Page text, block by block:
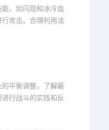
，如闪现和冰冷血
攻击。合理利用法
平衡调整，了解最
行战斗的实践和反